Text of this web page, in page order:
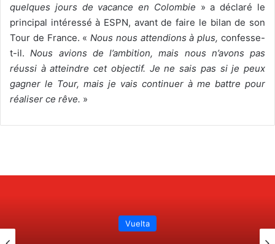
quelques jours de vacance en Colombie » a déclaré le
principal intéressé à ESPN, avant de faire le bilan de son
Tour de France. «Nous nous attendions à plus, confesse-
t-il.Nous avions de l’ambition, mais nous n’avons pas
réussi à atteindre cet objectif. Je ne sais pas si je peux
gagner le Tour, mais je vais continuer à me battre pour
réaliser ce rêve. »
Vuelta